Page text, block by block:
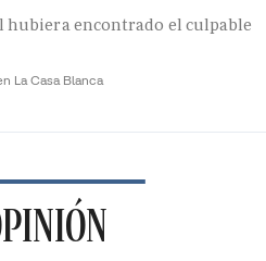
hubiera encontrado el culpable
La Casa Blanca